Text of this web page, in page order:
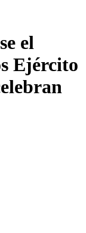
el
Ejército